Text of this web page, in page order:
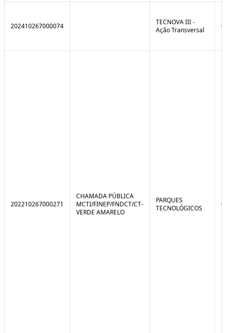
202410267000074
TECNOVA III -
Ação Transversal
202210267000271
CHAMADA PÚBLICA
MCTI/FINEP/FNDCT/CT-
VERDE AMARELO
PARQUES
TECNOLÓGICOS